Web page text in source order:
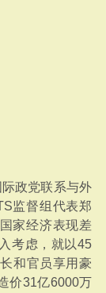
际政党联系与外
监督组代表郑
家经济表现差
考虑，就以45
和官员享用豪
价31亿6000万